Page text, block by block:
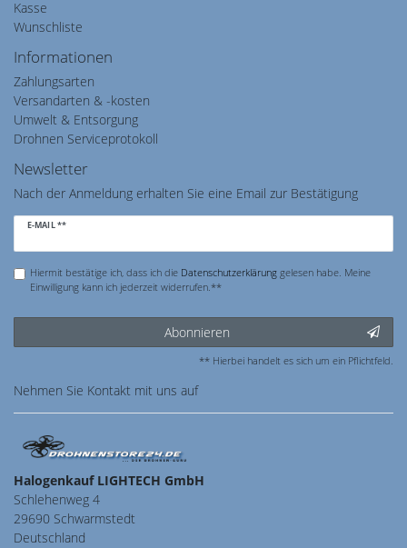
Kasse
Wunschliste
Informationen
Zahlungsarten
Versandarten & -kosten
Umwelt & Entsorgung
Drohnen Serviceprotokoll
Newsletter
Nach der Anmeldung erhalten Sie eine Email zur Bestätigung
E-MAIL **
Newsletter
Hiermit bestätige ich, dass ich die Daten­schutz­erklärunggelesen habe. Meine
Einwilligung kann ich jederzeit widerrufen.**
Abonnieren
** Hierbei handelt es sich um ein Pflichtfeld.
Nehmen Sie Kontakt mit uns auf
Halogenkauf LIGHTECH GmbH
Schlehenweg 4
29690 Schwarmstedt
Deutschland